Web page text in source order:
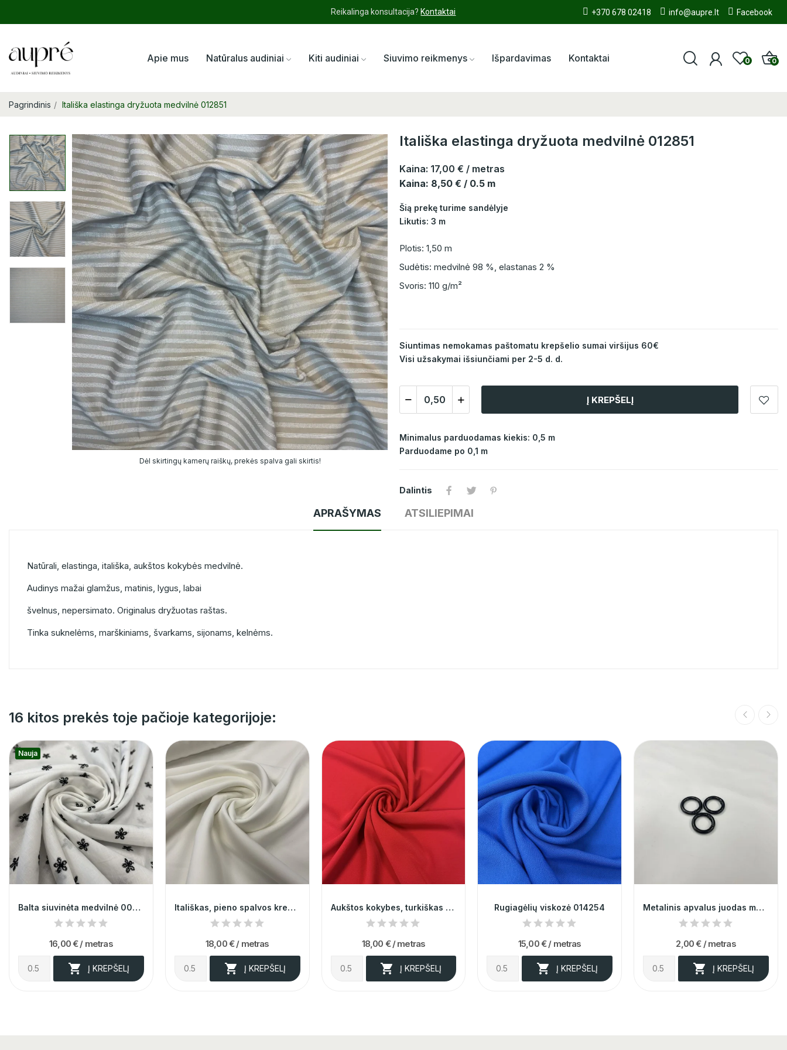
Reikalinga konsultacija? Kontaktai +370 678 02418 info@aupre.lt Facebook
Apie mus Natūralus audiniai Kiti audiniai Siuvimo reikmenys Išpardavimas Kontaktai 0 0
Pagrindinis Itališka elastinga dryžuota medvilnė 012851
Dėl skirtingų kamerų raiškų, prekės spalva gali skirtis!
Itališka elastinga dryžuota medvilnė 012851
Kaina: 17,00 € / metras
Kaina: 8,50 € / 0.5 m
Šią prekę turime sandėlyje
Likutis: 3 m
Plotis: 1,50 m
Sudėtis: medvilnė 98 %, elastanas 2 %
Svoris: 110 g/m²
Siuntimas nemokamas paštomatu krepšelio sumai viršijus 60€
Visi užsakymai išsiunčiami per 2-5 d. d.
Į KREPŠELĮ
Minimalus parduodamas kiekis: 0,5 m
Parduodame po 0,1 m
Dalintis
APRAŠYMAS ATSILIEPIMAI
Natūrali, elastinga, itališka, aukštos kokybės medvilnė.
Audinys mažai glamžus, matinis, lygus, labai
švelnus, nepersimato. Originalus dryžuotas raštas.
Tinka suknelėms, marškiniams, švarkams, sijonams, kelnėms.
16 kitos prekės toje pačioje kategorijoje:
Nauja
Balta siuvinėta medvilnė 009580
16,00 €/ metras
 Į KREPŠELĮ
Itališkas, pieno spalvos krepas su elastanu 014233
18,00 € / metras
 Į KREPŠELĮ
Aukštos kokybes, turkiškas "Marchiano" ryškiai...
18,00 € / metras
 Į KREPŠELĮ
Rugiagėlių viskozė 014254
15,00 € / metras
 Į KREPŠELĮ
Metalinis apvalus juodas matinis karabinas...
2,00 € / metras
 Į KREPŠELĮ